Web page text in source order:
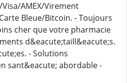
AMEX/Virement
Bleue/Bitcoin. - Toujours
cher que votre pharmacie
d&eacute;taill&eacute;s.
- Solutions
sant&eacute; abordable -